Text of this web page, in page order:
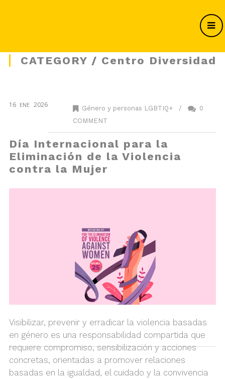
CATEGORY / Centro Diversidad
16 ENE 2026 Género y personas LGBTIQ+/
0
COMMENT
Día Internacional para la
Eliminación de la Violencia
contra la Mujer
Visibilizar, prevenir y erradicar la violencia basadas
en género es una responsabilidad compartida que
requiere compromiso, sensibilización y acciones
concretas, orientadas a promover relaciones
basadas en la igualdad, el cuidado y la convivencia